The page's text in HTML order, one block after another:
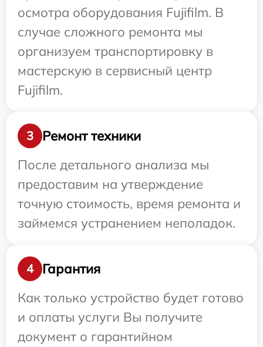
осмотра оборудования Fujifilm. В
случае сложного ремонта мы
организуем транспортировку в
мастерскую в сервисный центр
Fujifilm.
3
Ремонт техники
После детального анализа мы
предоставим на утверждение
точную стоимость, время ремонта и
займемся устранением неполадок.
4
Гарантия
Как только устройство будет готово
и оплаты услуги Вы получите
документ о гарантийном